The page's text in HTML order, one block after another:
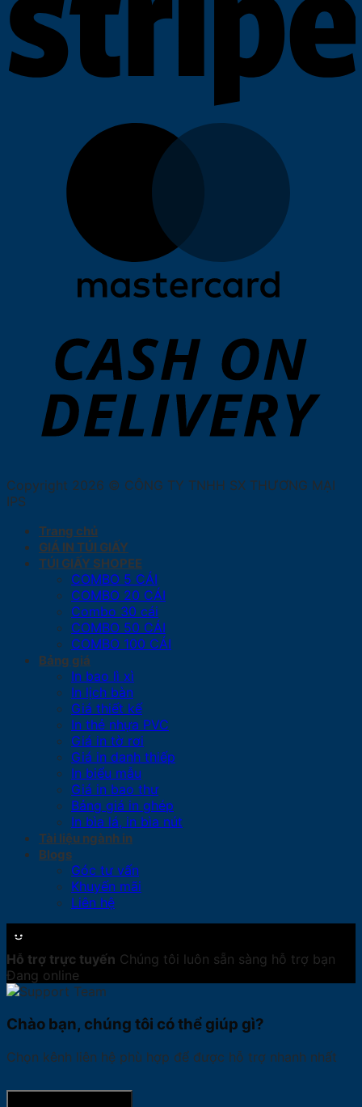
Copyright 2026 © CÔNG TY TNHH SX THƯƠNG MẠI
IPS
Trang chủ
GIÁ IN TÚI GIẤY
TÚI GIẤY SHOPEE
COMBO 5 CÁI
COMBO 20 CÁI
Combo 30 cái
COMBO 50 CÁI
COMBO 100 CÁI
Bảng giá
In bao lì xì
In lịch bàn
Giá thiết kế
In thẻ nhựa PVC
Giá in tờ rơi
Giá in danh thiếp
In biểu mẫu
Giá in bao thư
Bảng giá in ghép
In bìa lá, in bìa nút
Tài liệu ngành in
Blogs
Góc tư vấn
Khuyến mãi
Liên hệ
Hỗ trợ trực tuyến Chúng tôi luôn sẵn sàng hỗ trợ bạn
Đang online
Chào bạn, chúng tôi có thể giúp gì?
Chọn kênh liên hệ phù hợp để được hỗ trợ nhanh nhất